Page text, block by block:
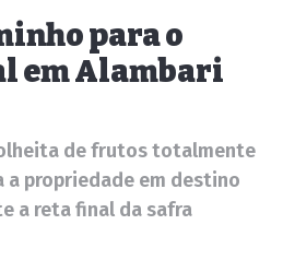
para o
em Alambari
de frutos totalmente
a propriedade em destino
a reta final da safra